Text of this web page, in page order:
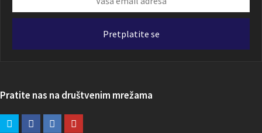
email
Pretplatite se
Pratite nas na društvenim mrežama